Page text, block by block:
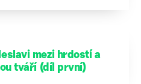
mezi hrdostí a
tváří (díl první)